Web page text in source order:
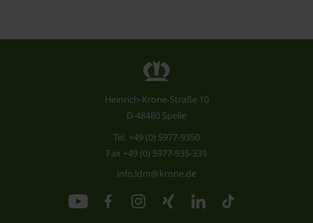
Heinrich-Krone-Straße 10
D-48480 Spelle
Tel. +49 (0) 5977-9350
Fax +49 (0) 5977-935-339
info.ldm@krone.de